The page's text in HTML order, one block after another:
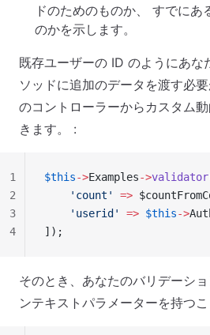
ドのためのものか、 すでにあ
のかを示します。
既存ユーザーの ID のようにあな
ソッドに追加のデータを渡す必
のコントローラーからカスタム
きます。 :
$this->Examples->validator
    'count'
=>
    'userid'
=> $this->
]);
1
2
3
4
そのとき、あなたのバリデーシ
ンテキストパラメーターを持つ